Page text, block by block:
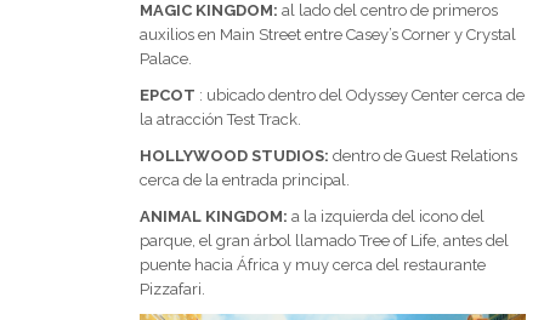
MAGIC KINGDOM: al lado del centro de primeros
auxilios en Main Street entre Casey’s Corner y Crystal
Palace.
EPCOT : ubicado dentro del Odyssey Center cerca de
la atracción Test Track.
HOLLYWOOD STUDIOS: dentro de Guest Relations
cerca de la entrada principal.
ANIMAL KINGDOM: a la izquierda del icono del
parque, el gran árbol llamado Tree of Life, antes del
puente hacia África y muy cerca del restaurante
Pizzafari.